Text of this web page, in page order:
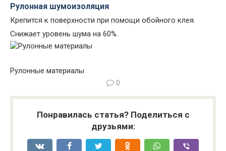
Рулонная шумоизоляция
Крепится к поверхности при помощи обойного клея.
Снижает уровень шума на 60%.
Рулонные материалы
0
Понравилась статья? Поделиться с
друзьями: